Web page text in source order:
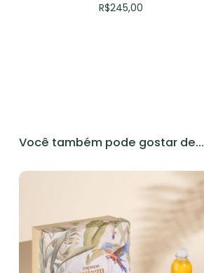
R$245,00
Você também pode gostar de…